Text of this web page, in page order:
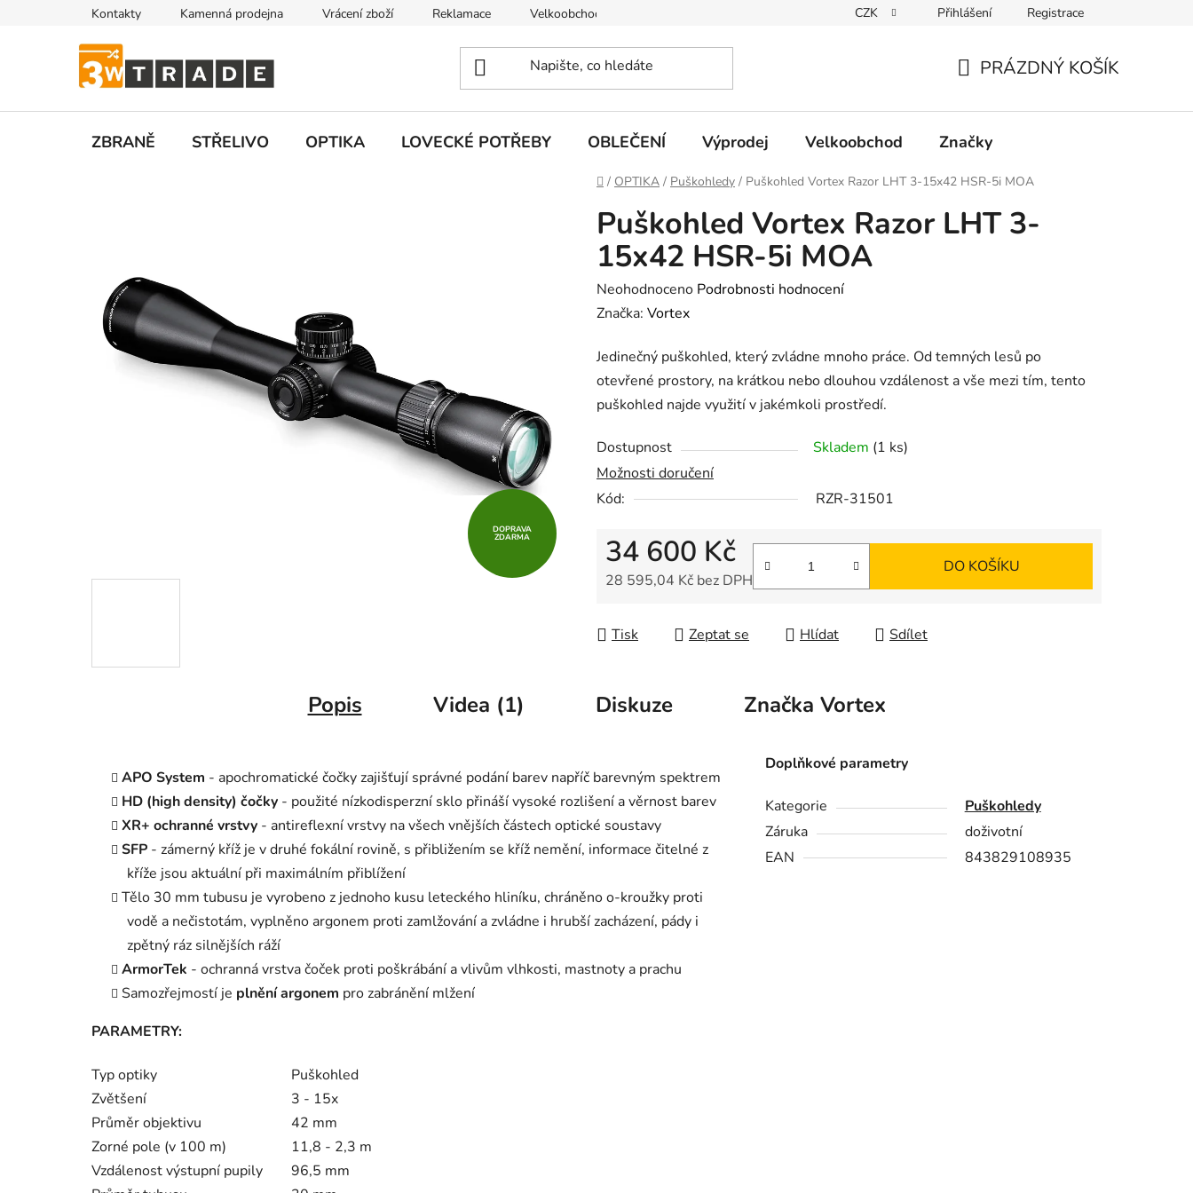
Kontakty Kamenná prodejna Vrácení zboží Reklamace Velkoobchod Podmínky ochrany osobních údajů
CZK Přihlášení Registrace
KOŠÍK
PRÁZDNÝ KOŠÍK
ZBRANĚ STŘELIVO OPTIKA LOVECKÉ POTŘEBY OBLEČENÍ Výprodej Velkoobchod Značky
Domů
/ OPTIKA / Puškohledy / Puškohled Vortex Razor LHT 3-15x42 HSR-5i MOA
Puškohled Vortex Razor LHT 3-
15x42 HSR-5i MOA
Průměrné
hodnocení
je
0,0
z
hvězdiček.
Neohodnoceno Podrobnosti hodnocení
Značka: Vortex
Jedinečný puškohled, který zvládne mnoho práce. Od temných lesů po
otevřené prostory, na krátkou nebo dlouhou vzdálenost a vše mezi tím, tento
puškohled najde využití v jakémkoli prostředí.
Dostupnost Skladem (1 ks)
Možnosti doručení
Kód:
RZR-31501
34 600 Kč
28 595,04 Kč bez DPH
DO KOŠÍKU
Tisk Zeptat se Hlídat Sdílet
DOPRAVA
ZDARMA
Popis Videa (1) Diskuze Značka Vortex
APO System - apochromatické čočky zajišťují správné podání barev napříč barevným spektrem
HD (high density) čočky - použité nízkodisperzní sklo přináší vysoké rozlišení a věrnost barev
XR+ ochranné vrstvy - antireflexní vrstvy na všech vnějších částech optické soustavy
SFP - zámerný kříž je v druhé fokální rovině, s přibližením se kříž nemění, informace čitelné z
kříže jsou aktuální při maximálním přiblížení
Tělo 30 mm tubusu je vyrobeno z jednoho kusu leteckého hliníku, chráněno o-kroužky proti
vodě a nečistotám, vyplněno argonem proti zamlžování a zvládne i hrubší zacházení, pády i
zpětný ráz silnějších ráží
ArmorTek - ochranná vrstva čoček proti poškrábání a vlivům vlhkosti, mastnoty a prachu
Samozřejmostí je plnění argonem pro zabránění mlžení
PARAMETRY:
Typ optiky
Puškohled
Zvětšení
3 - 15x
Průměr objektivu
42 mm
Zorné pole (v 100 m)
11,8 - 2,3 m
Vzdálenost výstupní pupily
96,5 mm
Doplňkové parametry
Kategorie
Puškohledy
Záruka
doživotní
EAN
843829108935